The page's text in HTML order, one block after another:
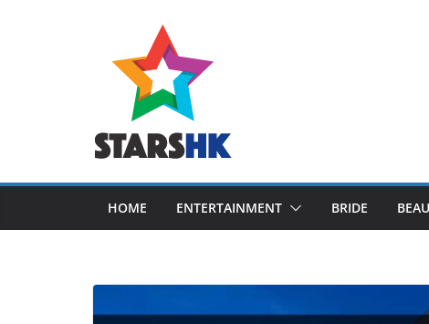
HOME ENTERTAINMENT BRIDE